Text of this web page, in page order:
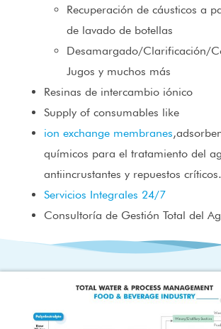
Recuperación de cáusticos a
de lavado de botellas
Desamargado/Clarificación/
Jugos y muchos más
Resinas de intercambio iónico
Supply of consumables like
ion exchange membranes
químicos para el tratamiento del
antiincrustantes y repuestos críticos.
Servicios Integrales 24/7
Consultoría de Gestión Total del